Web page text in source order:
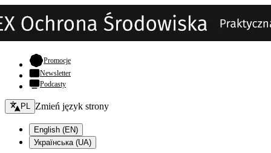
Promocje- otwiera się w nowej karcie
Newsletter
Podcasty
Zmień język - bieżący:
PL Zmień język strony
English (EN)
Українська (UA)